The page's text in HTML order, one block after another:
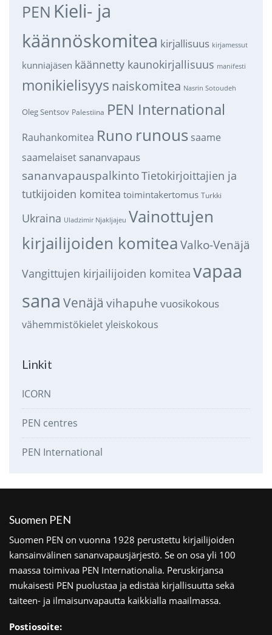
PEN Kieli- ja
käännöskomitea kirjallisuus kirjamessut
kunniajäsen käännetty kaunokirjallisuus manifesti
monikielisyys naiskomitea Nasrin Sotoudeh
Oleg Sentsov Palestiina PEN International
Rauhankomitea Runo runous saame
saamelaiset sananvapaus
sananvapauspalkintoTietokirjoittajien ja
tutkijoiden komitea toimintakertomus Turkki
Ukraina Uladzimir Njakljajeu Vainottujen
kirjailijoiden komitea Valko-Venäjä
Vangittujen kirjailijoiden komitea vapaa
sana Venäjä vihapuhe vuosikokous
vähemmistökieletyleiskokous
Linkit
ICORN
PEN centres
PEN International
Suomen PEN
Suomen PEN on vuonna 1928 perustettu kirjailijoiden
kansainvälinen sananvapausjärjestö. Se on osa yli 100
maassa toimivaa PEN Internationalia. Peruskirjansa
mukaisesti PEN puolustaa ja edistää kirjallisuutta sekä
taiteen- ja ilmaisunvapautta kaikkialla maailmassa.
Postiosoite: